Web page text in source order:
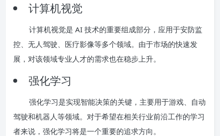
计算机视觉
计算机视觉是 AI 技术的重要组成部分，应用于安防监
控、无人驾驶、医疗影像等多个领域。由于市场的快速发
展，对该领域专业人才的需求也在稳步上升。
强化学习
强化学习是实现智能决策的关键，主要用于游戏、自动
驾驶和机器人等领域。对于希望在相关行业前沿工作的学习
者来说，强化学习将是一个重要的追求方向。